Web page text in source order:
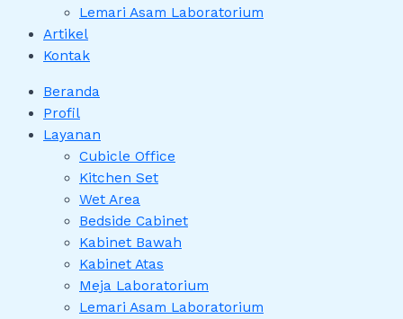
Lemari Asam Laboratorium
Artikel
Kontak
Beranda
Profil
Layanan
Cubicle Office
Kitchen Set
Wet Area
Bedside Cabinet
Kabinet Bawah
Kabinet Atas
Meja Laboratorium
Lemari Asam Laboratorium